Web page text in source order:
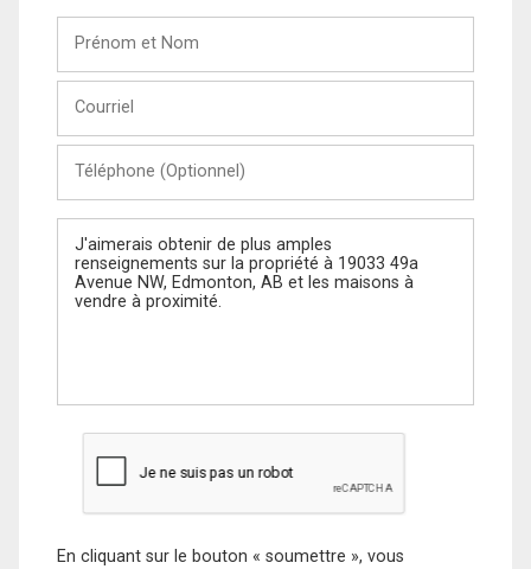
Nom
(Optionnel)
Message
En cliquant sur le bouton « soumettre », vous